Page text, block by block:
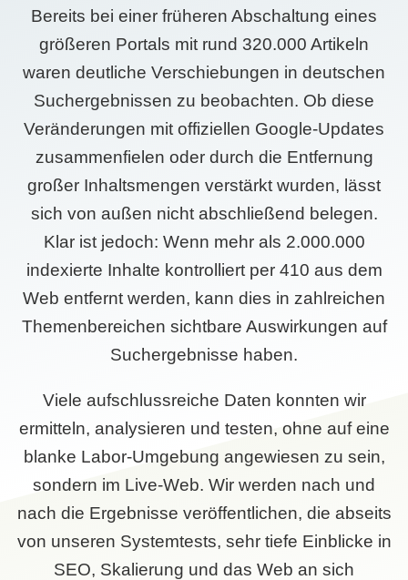
Bereits bei einer früheren Abschaltung eines
größeren Portals mit rund 320.000 Artikeln
waren deutliche Verschiebungen in deutschen
Suchergebnissen zu beobachten. Ob diese
Veränderungen mit offiziellen Google-Updates
zusammenfielen oder durch die Entfernung
großer Inhaltsmengen verstärkt wurden, lässt
sich von außen nicht abschließend belegen.
Klar ist jedoch: Wenn mehr als 2.000.000
indexierte Inhalte kontrolliert per 410 aus dem
Web entfernt werden, kann dies in zahlreichen
Themenbereichen sichtbare Auswirkungen auf
Suchergebnisse haben.
Viele aufschlussreiche Daten konnten wir
ermitteln, analysieren und testen, ohne auf eine
blanke Labor-Umgebung angewiesen zu sein,
sondern im Live-Web. Wir werden nach und
nach die Ergebnisse veröffentlichen, die abseits
von unseren Systemtests, sehr tiefe Einblicke in
SEO, Skalierung und das Web an sich